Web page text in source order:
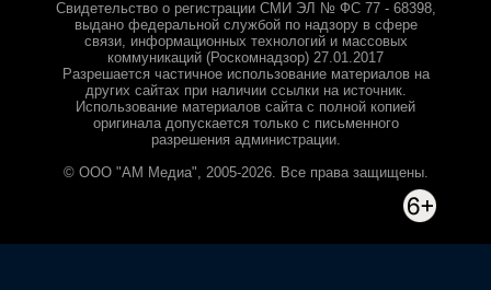
Свидетельство о регистрации СМИ ЭЛ № ФС 77 - 68398,
выдано федеральной службой по надзору в сфере
связи, информационных технологий и массовых
коммуникаций (Роскомнадзор) 27.01.2017
Разрешается частичное использование материалов на
других сайтах при наличии ссылки на источник.
Использование материалов сайта с полной копией
оригинала допускается только с письменного
разрешения администрации.
© ООО "АМ Медиа", 2005-2026. Все права защищены.